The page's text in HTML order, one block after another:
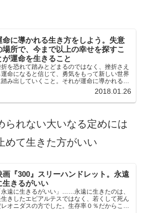
命に導かれる生き方をしよう。失意
場所で、今まで以上の幸せを探すこ
が運命を生きること
を恐れて踏みとどまるのではなく、挫折さえ
運命になると信じて、勇気をもって新しい世界
踏み出していくこと。それが運命に導かれる生
方です。失意の場所でも命を燃やして、新しい
かを見つけ、満足を得ること。人生が前よりも
くなっていくこと。すると運命に導かれている
2018.01.26
れない大いなる定めには
めて生きた方がいい
画『300』スリーハンドレット。永遠
生きるがいい
永遠に生きるがいい」……永遠に生きたのは、
きしたエピアルテスではなく、若くして死ん
オニダスの方でした。生存率０％だからこ